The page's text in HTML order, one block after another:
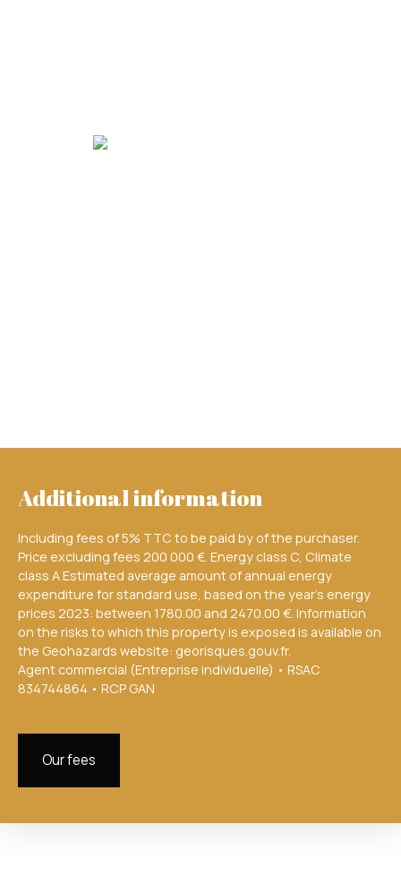
Additional information
Including fees of 5% TTC to be paid by of the purchaser.
Price excluding fees 200 000 €. Energy class C, Climate
class A Estimated average amount of annual energy
expenditure for standard use, based on the year's energy
prices 2023: between 1780.00 and 2470.00 €. Information
on the risks to which this property is exposed is available on
the Geohazards website: georisques.gouv.fr.
Agent commercial (Entreprise individuelle) • RSAC
834744864 • RCP GAN
Our fees